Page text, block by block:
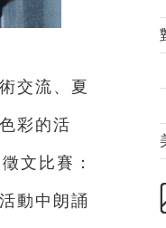
交流、夏
彩的活
文比賽：
動中朗誦